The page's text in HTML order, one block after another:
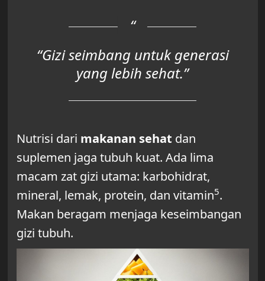
“Gizi seimbang untuk generasi
yang lebih sehat.”
Nutrisi dari makanan sehat dan
suplemen jaga tubuh kuat. Ada lima
macam zat gizi utama: karbohidrat,
mineral, lemak, protein, dan vitamin5.
Makan beragam menjaga keseimbangan
gizi tubuh.